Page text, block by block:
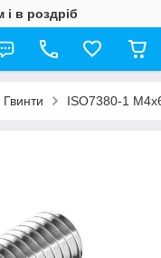
в роздріб
Гвинти ISO7380-1